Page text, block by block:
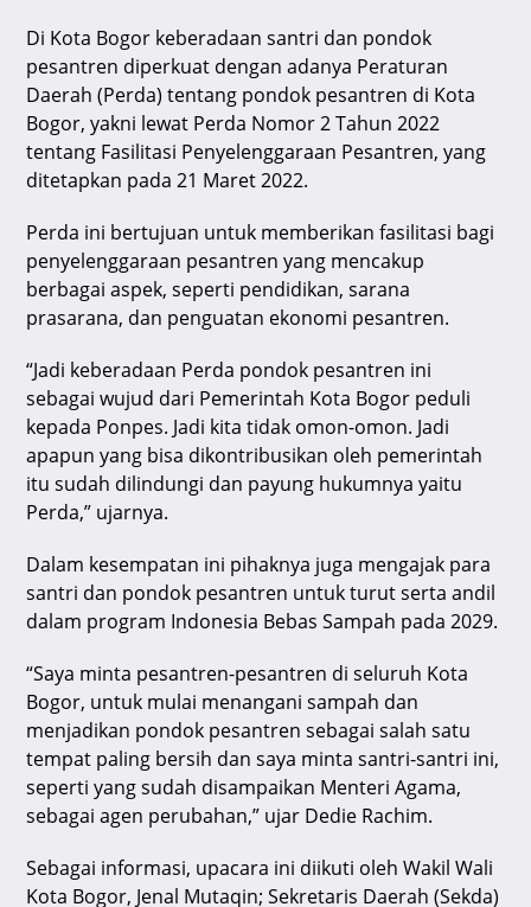
Di Kota Bogor keberadaan santri dan pondok
pesantren diperkuat dengan adanya Peraturan
Daerah (Perda) tentang pondok pesantren di Kota
Bogor, yakni lewat Perda Nomor 2 Tahun 2022
tentang Fasilitasi Penyelenggaraan Pesantren, yang
ditetapkan pada 21 Maret 2022.
Perda ini bertujuan untuk memberikan fasilitasi bagi
penyelenggaraan pesantren yang mencakup
berbagai aspek, seperti pendidikan, sarana
prasarana, dan penguatan ekonomi pesantren.
“Jadi keberadaan Perda pondok pesantren ini
sebagai wujud dari Pemerintah Kota Bogor peduli
kepada Ponpes. Jadi kita tidak omon-omon. Jadi
apapun yang bisa dikontribusikan oleh pemerintah
itu sudah dilindungi dan payung hukumnya yaitu
Perda,” ujarnya.
Dalam kesempatan ini pihaknya juga mengajak para
santri dan pondok pesantren untuk turut serta andil
dalam program Indonesia Bebas Sampah pada 2029.
“Saya minta pesantren-pesantren di seluruh Kota
Bogor, untuk mulai menangani sampah dan
menjadikan pondok pesantren sebagai salah satu
tempat paling bersih dan saya minta santri-santri ini,
seperti yang sudah disampaikan Menteri Agama,
sebagai agen perubahan,” ujar Dedie Rachim.
Sebagai informasi, upacara ini diikuti oleh Wakil Wali
Kota Bogor, Jenal Mutaqin; Sekretaris Daerah (Sekda)